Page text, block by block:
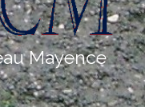
Mayence